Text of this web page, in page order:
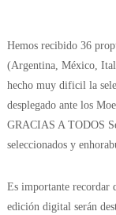
Hemos recibido 36
(Argentina, México,
hecho muy dificil la
desplegado ante los
GRACIAS A TODOS
seleccionados y
Es importante recordar
edición digital serán